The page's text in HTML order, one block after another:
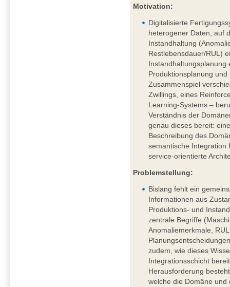
Motivation:
Digitalisierte
heterogener Daten, auf
Instandhaltung
Restlebensdauer/RUL)
Instandhaltungsplanung
Produktionsplanung
Zusammenspiel
Zwillings, eines
Learning-Systems –
Verständnis der
genau dieses bereit:
Beschreibung des
semantische Integration
service-orientierte
Problemstellung:
Bislang fehlt ein
Informationen aus
Produktions- und
zentrale Begriffe
Anomaliemerkmale,
zudem, wie dieses
Integrationsschicht
Herausforderung
welche die Domäne